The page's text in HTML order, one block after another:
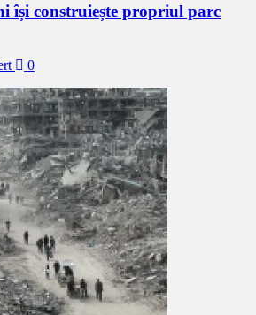
își construiește propriul parc
0